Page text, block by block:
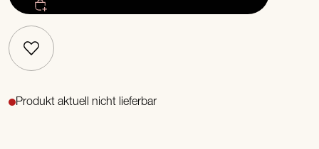
Produkt aktuell nicht lieferbar